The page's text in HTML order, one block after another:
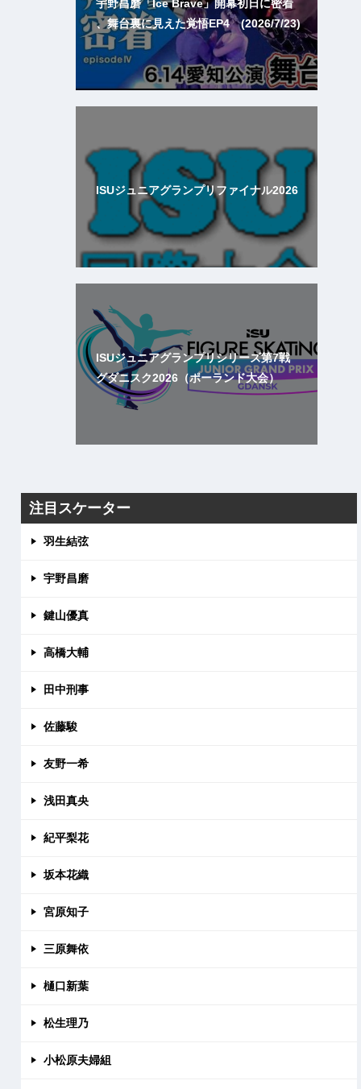
宇野昌磨「Ice Brave」開幕初日に密着
、舞台裏に見えた覚悟EP4 (2026/7/23)
ISUジュニアグランプリファイナル2026
ISUジュニアグランプリシリーズ第7戦
グダニスク2026（ポーランド大会）
注目スケーター
羽生結弦
宇野昌磨
鍵山優真
高橋大輔
田中刑事
佐藤駿
友野一希
浅田真央
紀平梨花
坂本花織
宮原知子
三原舞依
樋口新葉
松生理乃
小松原夫婦組